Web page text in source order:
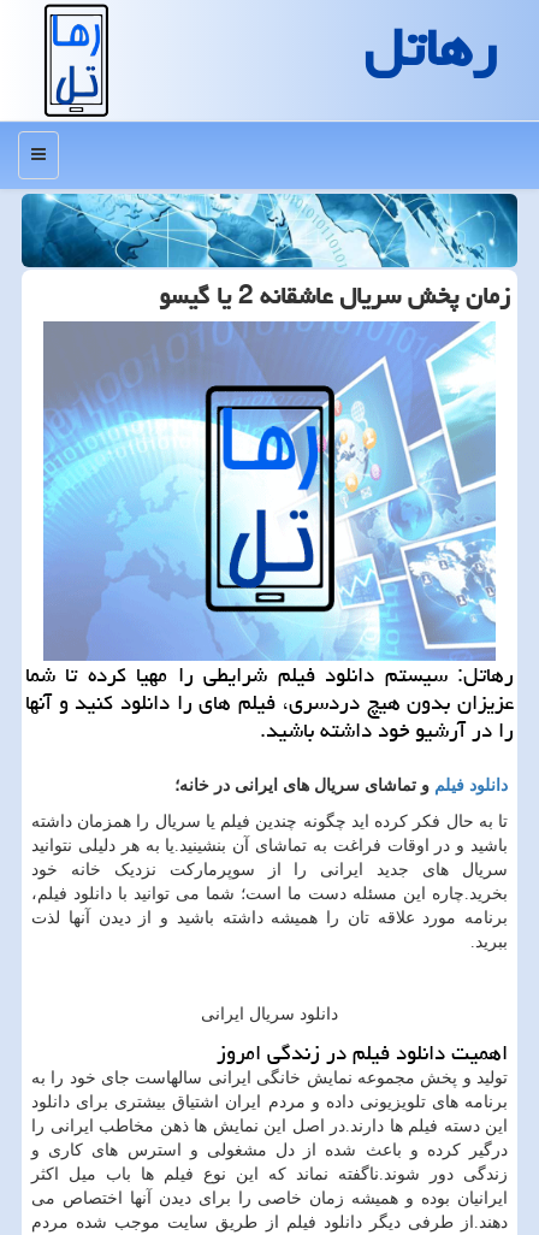
رهاتل
منو
زمان پخش سریال عاشقانه 2 یا گیسو
رهاتل: سیستم دانلود فیلم شرایطی را مهیا كرده تا شما
عزیزان بدون هیچ دردسری، فیلم های را دانلود كنید و آنها
را در آرشیو خود داشته باشید.
دانلود فیلم و تماشای سریال های ایرانی در خانه؛
تا به حال فکر کرده اید چگونه چندین فیلم یا سریال را همزمان داشته
باشید و در اوقات فراغت به تماشای آن بنشینید.یا به هر دلیلی نتوانید
سریال های جدید ایرانی را از سوپرمارکت نزدیک خانه خود
بخرید.چاره این مسئله دست ما است؛ شما می توانید با دانلود فیلم،
برنامه مورد علاقه تان را همیشه داشته باشید و از دیدن آنها لذت
ببرید.
دانلود سریال ایرانی
اهمیت دانلود فیلم در زندگی امروز
تولید و پخش مجموعه نمایش خانگی ایرانی سالهاست جای خود را به
برنامه های تلویزیونی داده و مردم ایران اشتیاق بیشتری برای دانلود
این دسته فیلم ها دارند.در اصل این نمایش ها ذهن مخاطب ایرانی را
درگیر کرده و باعث شده از دل مشغولی و استرس های کاری و
زندگی دور شوند.ناگفته نماند که این نوع فیلم ها باب میل اکثر
ایرانیان بوده و همیشه زمان خاصی را برای دیدن آنها اختصاص می
دهند.از طرفی دیگر دانلود فیلم از طریق سایت موجب شده مردم